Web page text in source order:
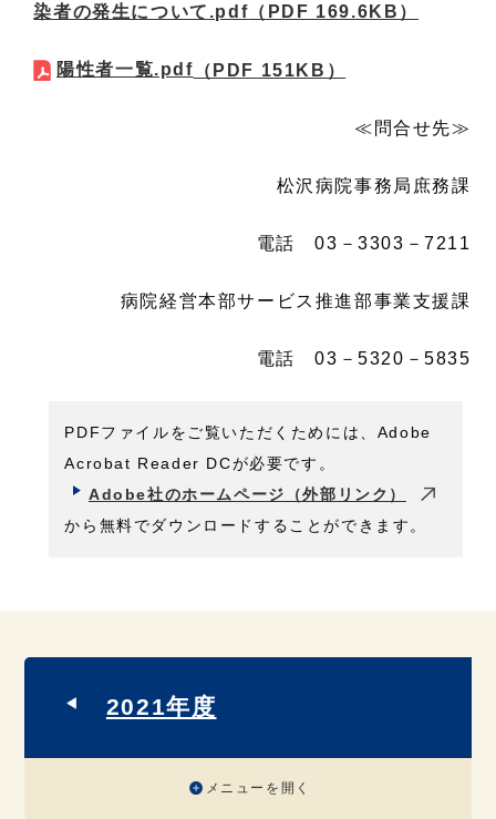
染者の発生について.pdf （PDF 169.6KB）
陽性者一覧.pdf （PDF 151KB）
≪問合せ先≫
松沢病院事務局庶務課
電話 03－3303－7211
病院経営本部サービス推進部事業支援課
電話 03－5320－5835
PDFファイルをご覧いただくためには、Adobe
Acrobat Reader DCが必要です。
Adobe社のホームページ（外部リンク）
から無料でダウンロードすることができます。
2021年度
メニューを開く